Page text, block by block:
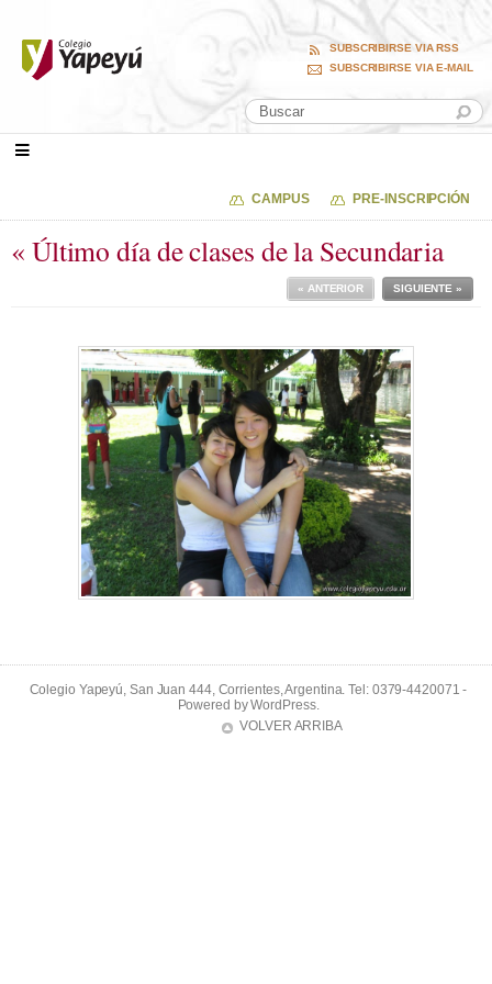
SUBSCRIBIRSE VIA RSS
SUBSCRIBIRSE VIA E-MAIL
CAMPUS PRE-INSCRIPCIÓN
« Último día de clases de la Secundaria
SIGUIENTE »
« ANTERIOR
Colegio Yapeyú, San Juan 444, Corrientes, Argentina. Tel: 0379-4420071 -
Powered byWordPress.
VOLVER ARRIBA